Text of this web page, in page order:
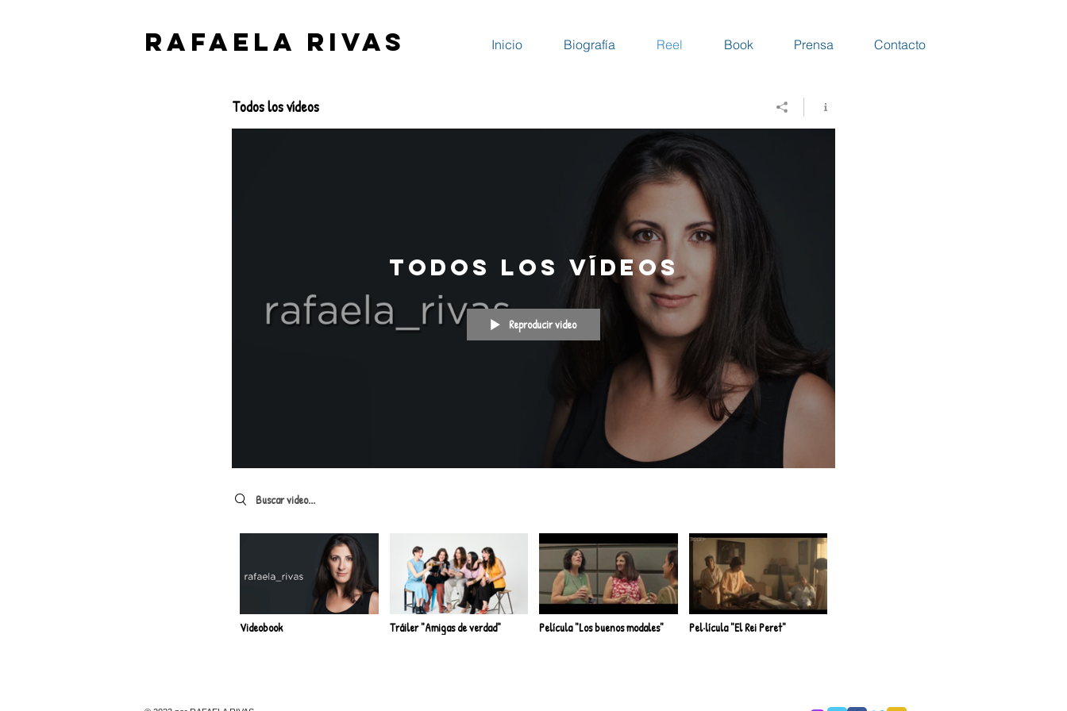
Rafaela Rivas Inicio Biografía Reel Book Prensa Contacto
Todos los vídeos
Todos los vídeos
Reproducir video
Search videos
Videobook Tráiler "Amigas de verdad" Película "Los buenos modales" Pel·lícula "El Rei Peret"